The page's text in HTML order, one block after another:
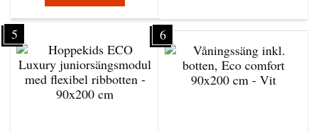
5 6